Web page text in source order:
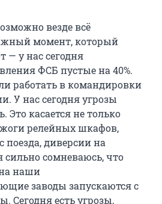
везде всё
момент, который
— у нас сегодня
ФСБ пустые на 40%.
работать в командировки
У нас сегодня угрозы
Это касается не только
релейных шкафов,
диверсии на
сильно сомневаюсь, что
наши
заводы запускаются с
Сегодня есть угрозы,